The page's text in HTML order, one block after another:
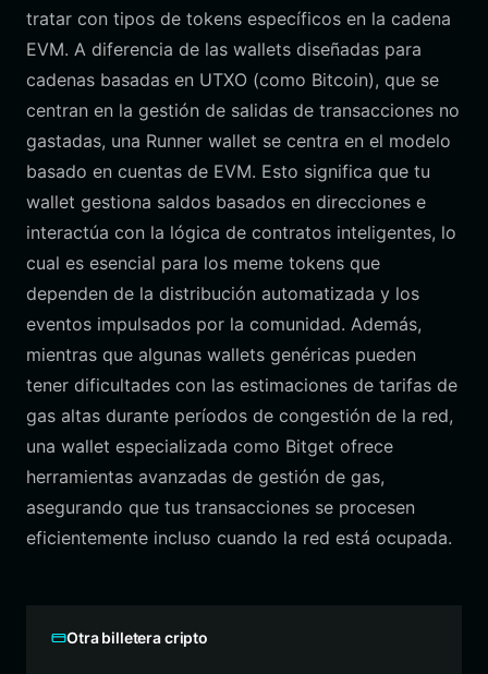
tratar con tipos de tokens específicos en la cadena
EVM. A diferencia de las wallets diseñadas para
cadenas basadas en UTXO (como Bitcoin), que se
centran en la gestión de salidas de transacciones no
gastadas, una Runner wallet se centra en el modelo
basado en cuentas de EVM. Esto significa que tu
wallet gestiona saldos basados en direcciones e
interactúa con la lógica de contratos inteligentes, lo
cual es esencial para los meme tokens que
dependen de la distribución automatizada y los
eventos impulsados por la comunidad. Además,
mientras que algunas wallets genéricas pueden
tener dificultades con las estimaciones de tarifas de
gas altas durante períodos de congestión de la red,
una wallet especializada como Bitget ofrece
herramientas avanzadas de gestión de gas,
asegurando que tus transacciones se procesen
eficientemente incluso cuando la red está ocupada.
Otra billetera cripto